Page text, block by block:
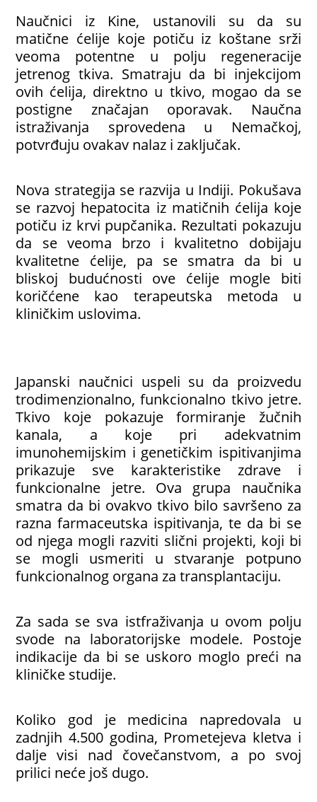
Naučnici iz Kine, ustanovili su da su
matične ćelije koje potiču iz koštane srži
veoma potentne u polju regeneracije
jetrenog tkiva. Smatraju da bi injekcijom
ovih ćelija, direktno u tkivo, mogao da se
postigne značajan oporavak. Naučna
istraživanja sprovedena u Nemačkoj,
potvrđuju ovakav nalaz i zaključak.
Nova strategija se razvija u Indiji. Pokušava
se razvoj hepatocita iz matičnih ćelija koje
potiču iz krvi pupčanika. Rezultati pokazuju
da se veoma brzo i kvalitetno dobijaju
kvalitetne ćelije, pa se smatra da bi u
bliskoj budućnosti ove ćelije mogle biti
koričćene kao terapeutska metoda u
kliničkim uslovima.
Japanski naučnici uspeli su da proizvedu
trodimenzionalno, funkcionalno tkivo jetre.
Tkivo koje pokazuje formiranje žučnih
kanala, a koje pri adekvatnim
imunohemijskim i genetičkim ispitivanjima
prikazuje sve karakteristike zdrave i
funkcionalne jetre. Ova grupa naučnika
smatra da bi ovakvo tkivo bilo savršeno za
razna farmaceutska ispitivanja, te da bi se
od njega mogli razviti slični projekti, koji bi
se mogli usmeriti u stvaranje potpuno
funkcionalnog organa za transplantaciju.
Za sada se sva istfraživanja u ovom polju
svode na laboratorijske modele. Postoje
indikacije da bi se uskoro moglo preći na
kliničke studije.
Koliko god je medicina napredovala u
zadnjih 4.500 godina, Prometejeva kletva i
dalje visi nad čovečanstvom, a po svoj
prilici neće još dugo.